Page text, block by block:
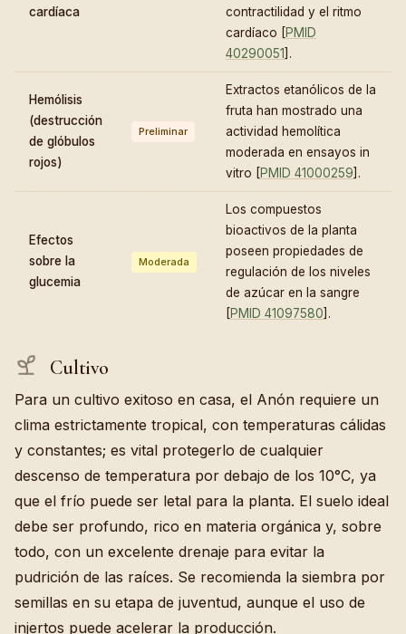
cardíaca
contractilidad y el ritmo
cardíaco [PMID
40290051].
Hemólisis
(destrucción
de glóbulos
rojos)
Preliminar
Extractos etanólicos de la
fruta han mostrado una
actividad hemolítica
moderada en ensayos in
vitro [PMID 41000259].
Efectos
sobre la
glucemia
Moderada
Los compuestos
bioactivos de la planta
poseen propiedades de
regulación de los niveles
de azúcar en la sangre
[PMID 41097580].
Cultivo
Para un cultivo exitoso en casa, el Anón requiere un
clima estrictamente tropical, con temperaturas cálidas
y constantes; es vital protegerlo de cualquier
descenso de temperatura por debajo de los 10°C, ya
que el frío puede ser letal para la planta. El suelo ideal
debe ser profundo, rico en materia orgánica y, sobre
todo, con un excelente drenaje para evitar la
pudrición de las raíces. Se recomienda la siembra por
semillas en su etapa de juventud, aunque el uso de
injertos puede acelerar la producción.